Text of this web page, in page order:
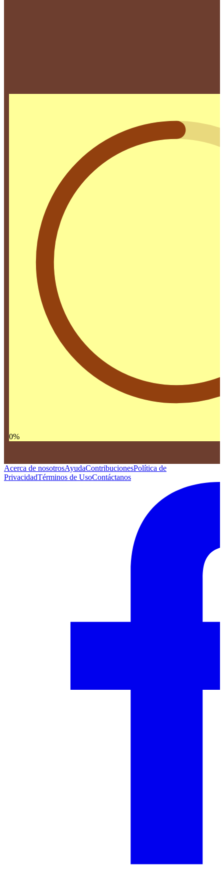
0%
Acerca de nosotrosAyudaContribucionesPolítica de
PrivacidadTérminos de UsoContáctanos